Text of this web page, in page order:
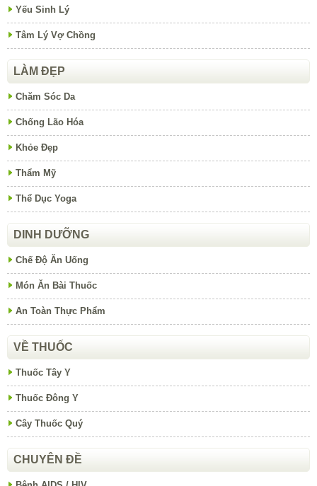
Yếu Sinh Lý
Tâm Lý Vợ Chồng
LÀM ĐẸP
Chăm Sóc Da
Chống Lão Hóa
Khỏe Đẹp
Thẩm Mỹ
Thể Dục Yoga
DINH DƯỠNG
Chế Độ Ăn Uống
Món Ăn Bài Thuốc
An Toàn Thực Phẩm
VỀ THUỐC
Thuốc Tây Y
Thuốc Đông Y
Cây Thuốc Quý
CHUYÊN ĐỀ